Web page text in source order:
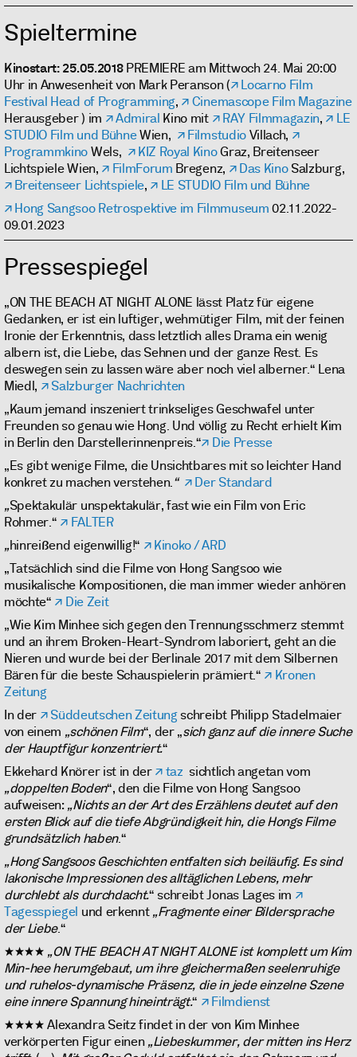
Spieltermine
Kinostart: 25.05.2018PREMIERE am Mittwoch 24. Mai 20:00
Uhr in Anwesenheit von Mark Peranson (
Locarno Film
Festival Head of Programming,
Cinemascope Film Magazine
Herausgeber ) im
Admiral Kino mit RAY Filmmagazin,
LE
STUDIO Film und BühneWien, FilmstudioVillach,
ProgrammkinoWels, KIZ Royal KinoGraz, Breitenseer
Lichtspiele Wien,
FilmForum Bregenz, Das KinoSalzburg,
Breitenseer Lichtspiele,
LE STUDIO Film und Bühne
Hong Sangsoo Retrospektive im Filmmuseum02.11.2022-
09.01.2023
Pressespiegel
„ON THE BEACH AT NIGHT ALONE lässt Platz für eigene
Gedanken, er ist ein luftiger, wehmütiger Film, mit der feinen
Ironie der Erkenntnis, dass letztlich alles Drama ein wenig
albern ist, die Liebe, das Sehnen und der ganze Rest. Es
deswegen sein zu lassen wäre aber noch viel alberner.“ Lena
Miedl,
Salzburger Nachrichten
„Kaum jemand inszeniert trinkseliges Geschwafel unter
Freunden so genau wie Hong. Und völlig zu Recht erhielt Kim
in Berlin den Darstellerinnenpreis.“
Die Presse
„Es gibt wenige Filme, die Unsichtbares mit so leichter Hand
konkret zu machen verstehen.“
Der Standard
„Spektakulär unspektakulär, fast wie ein Film von Eric
Rohmer.“
FALTER
„hinreißend eigenwillig!“
Kinoko / ARD
„Tatsächlich sind die Filme von Hong Sangsoo wie
musikalische Kompositionen, die man immer wieder anhören
möchte“
Die Zeit
„Wie Kim Minhee sich gegen den Trennungsschmerz stemmt
und an ihrem Broken-Heart-Syndrom laboriert, geht an die
Nieren und wurde bei der Berlinale 2017 mit dem Silbernen
Bären für die beste Schauspielerin prämiert.“
Kronen
Zeitung
In der
Süddeutschen Zeitungschreibt Philipp Stadelmaier
von einem „schönen Film“, der „sich ganz auf die innere Suche
der Hauptfigur konzentriert.“
Ekkehard Knörer ist in der
tazsichtlich angetan vom
„doppelten Boden“, den die Filme von Hong Sangsoo
aufweisen:„Nichts an der Art des Erzählens deutet auf den
ersten Blick auf die tiefe Abgründigkeit hin, die Hongs Filme
grundsätzlich haben.“
„Hong Sangsoos Geschichten entfalten sich beiläufig. Es sind
lakonische Impressionen des alltäglichen Lebens, mehr
durchlebt als durchdacht.“ schreibt Jonas Lages im
Tagesspiegel und erkennt„Fragmente einer Bildersprache
der Liebe.“
★★★★ „ON THE BEACH AT NIGHT ALONE ist komplett um Kim
Min-hee herumgebaut, um ihre gleichermaßen seelenruhige
und ruhelos-dynamische Präsenz, die in jede einzelne Szene
eine innere Spannung hineinträgt.“
Filmdienst
★★★★ Alexandra Seitz findet in der von Kim Minhee
verkörperten Figur einen„Liebeskummer, der mitten ins Herz